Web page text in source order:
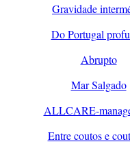
Gravidade
Do Portugal
Abrupto
Mar Salgado
ALLCARE-
Entre coutos e